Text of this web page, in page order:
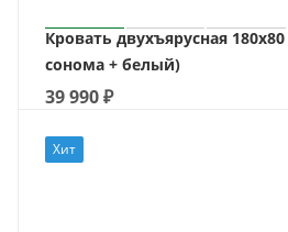
Кровать двухъярусная
сонома + белый)
39 990₽
Хит